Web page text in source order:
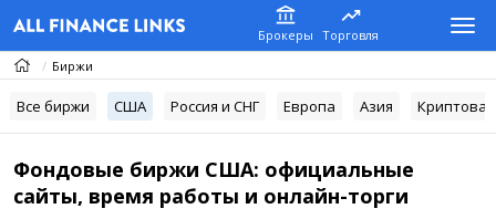
Брокеры Торговля
Биржи
Все биржи США Россия и СНГ Европа Азия
Фондовые биржи США: официальные
сайты, время работы и онлайн-торги